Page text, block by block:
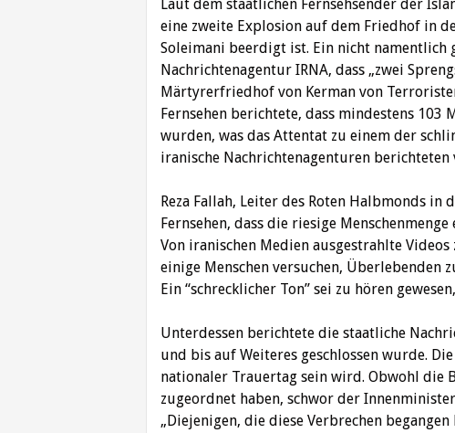
Laut dem staatlichen Fernsehsender der
eine zweite Explosion auf dem Friedhof in
Soleimani beerdigt ist. Ein nicht namentlich
Nachrichtenagentur IRNA, dass „zwei
Märtyrerfriedhof von Kerman von
Fernsehen berichtete, dass mindestens
wurden, was das Attentat zu einem der
iranische Nachrichtenagenturen
Reza Fallah, Leiter des Roten Halbmonds
Fernsehen, dass die riesige
Von iranischen Medien ausgestrahlte
einige Menschen versuchen, Überlebenden
Ein “schrecklicher Ton” sei zu hören
Unterdessen berichtete die staatliche
und bis auf Weiteres geschlossen wurde.
nationaler Trauertag sein wird. Obwohl die
zugeordnet haben, schwor der
„Diejenigen, die diese Verbrechen